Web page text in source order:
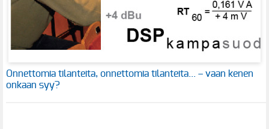
Onnettomia tilanteita, onnettomia tilanteita... – vaan kenen
onkaan syy?